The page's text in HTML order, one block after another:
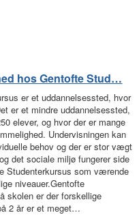
hos Gentofte Stud…
er et uddannelsessted, hvor
er et mindre uddannelsessted,
elever, og hvor der er mange
Undervisningen kan
behov og der er stor vægt
det sociale miljø fungerer side
Studenterkursus som værende
niveauer.Gentofte
skolen er der forskellige
2 år er et meget…